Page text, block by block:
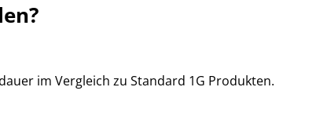
im Vergleich zu Standard 1G Produkten.